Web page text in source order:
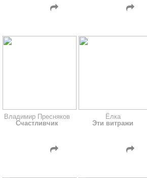
Владимир Пресняков
Счастливчик
Ёлка
Эти витражи